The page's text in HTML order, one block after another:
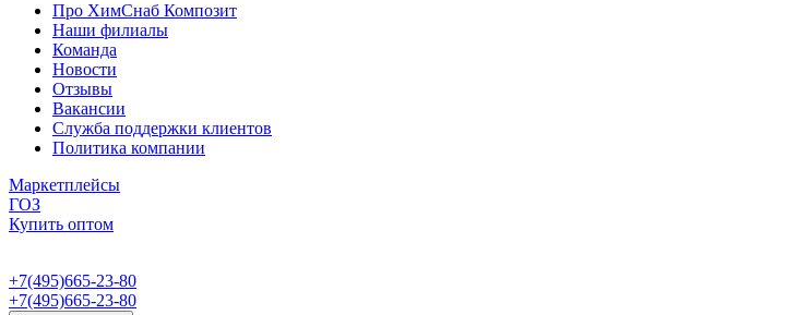
Про ХимСнаб Композит
Наши филиалы
Команда
Новости
Отзывы
Вакансии
Служба поддержки клиентов
Политика компании
Маркетплейсы
ГОЗ
Купить оптом
+7(495)665-23-80
+7(495)665-23-80